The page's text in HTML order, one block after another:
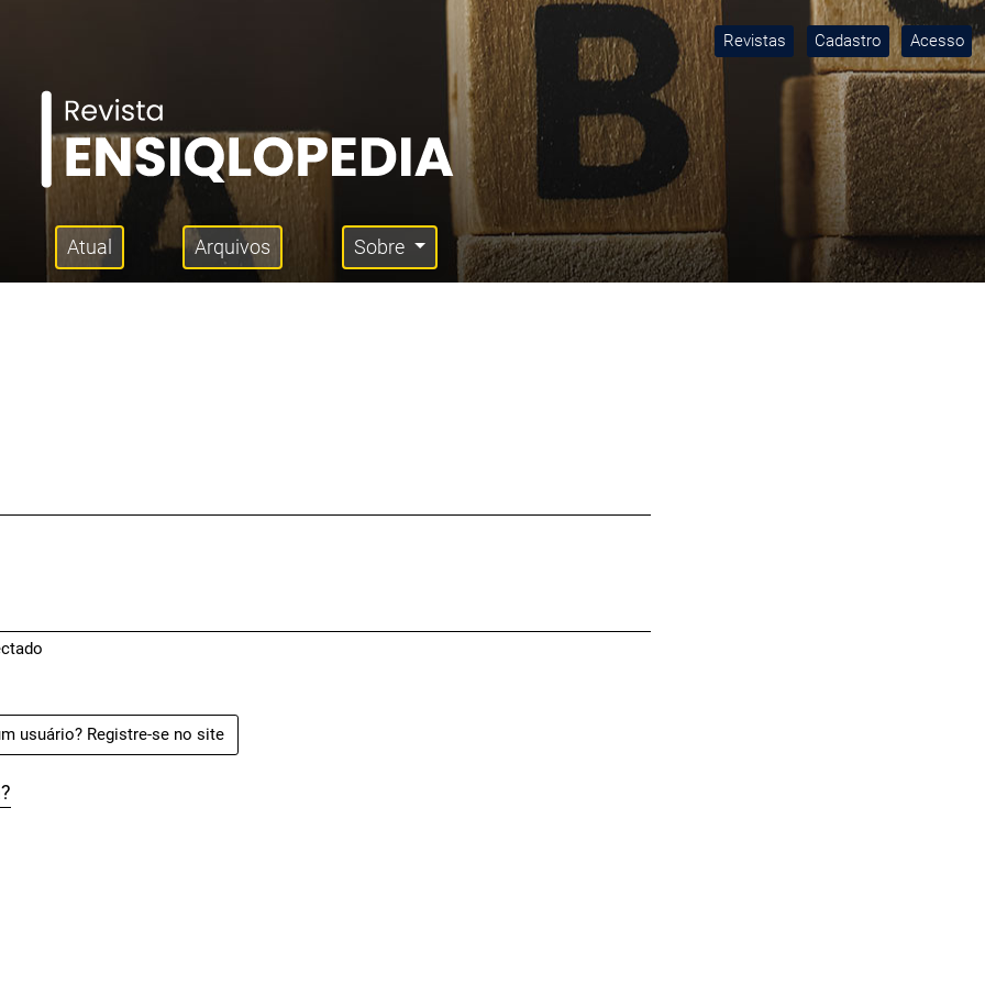
Revistas Cadastro Acesso
Atual Arquivos Sobre
usuário? Registre-se no site